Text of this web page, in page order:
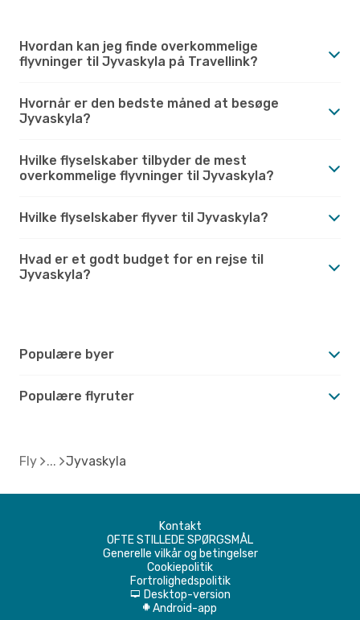
Hvordan kan jeg finde overkommelige
flyvninger til Jyvaskyla på Travellink?
Hvornår er den bedste måned at besøge
Jyvaskyla?
Hvilke flyselskaber tilbyder de mest
overkommelige flyvninger til Jyvaskyla?
Hvilke flyselskaber flyver til Jyvaskyla?
Hvad er et godt budget for en rejse til
Jyvaskyla?
Populære byer
Populære flyruter
Fly Jyvaskyla
Kontakt
OFTE STILLEDE SPØRGSMÅL
Generelle vilkår og betingelser
Cookiepolitik
Fortrolighedspolitik
d Desktop-version
A Android-app